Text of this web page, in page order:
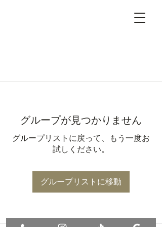
グループが見つかりません
グループリストに戻って、もう一度お
試しください。
グループリストに移動